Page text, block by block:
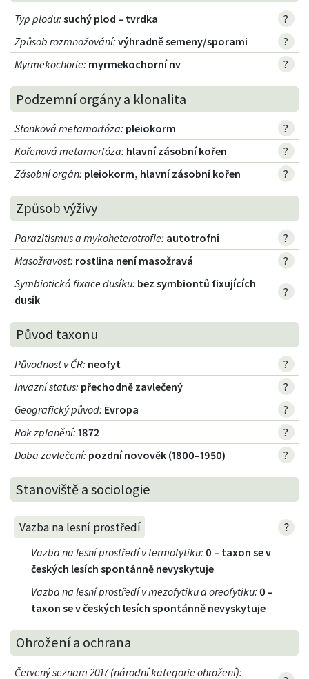
Typ plodu: suchý plod – tvrdka
?
Způsob rozmnožování: výhradně semeny/sporami
?
Myrmekochorie: myrmekochorní nv ?
Podzemní orgány a klonalita
Stonková metamorfóza: pleiokorm
?
Kořenová metamorfóza: hlavní zásobní kořen
?
Zásobní orgán: pleiokorm, hlavní zásobní kořen ?
Způsob výživy
Parazitismus a mykoheterotrofie: autotrofní
?
Masožravost: rostlina není masožravá
?
Symbiotická fixace dusíku: bez symbiontů fixujících
dusík
?
Původ taxonu
Původnost v ČR: neofyt
?
Invazní status: přechodně zavlečený
?
Geografický původ: Evropa
?
Rok zplanění: 1872
?
Doba zavlečení: pozdní novověk (1800–1950) ?
Stanoviště a sociologie
Vazba na lesní prostředí ?
Vazba na lesní prostředí v termofytiku: 0 – taxon se v
českých lesích spontánně nevyskytuje
Vazba na lesní prostředí v mezofytiku a oreofytiku: 0 –
taxon se v českých lesích spontánně nevyskytuje
Ohrožení a ochrana
Červený seznam 2017 (národní kategorie ohrožení):